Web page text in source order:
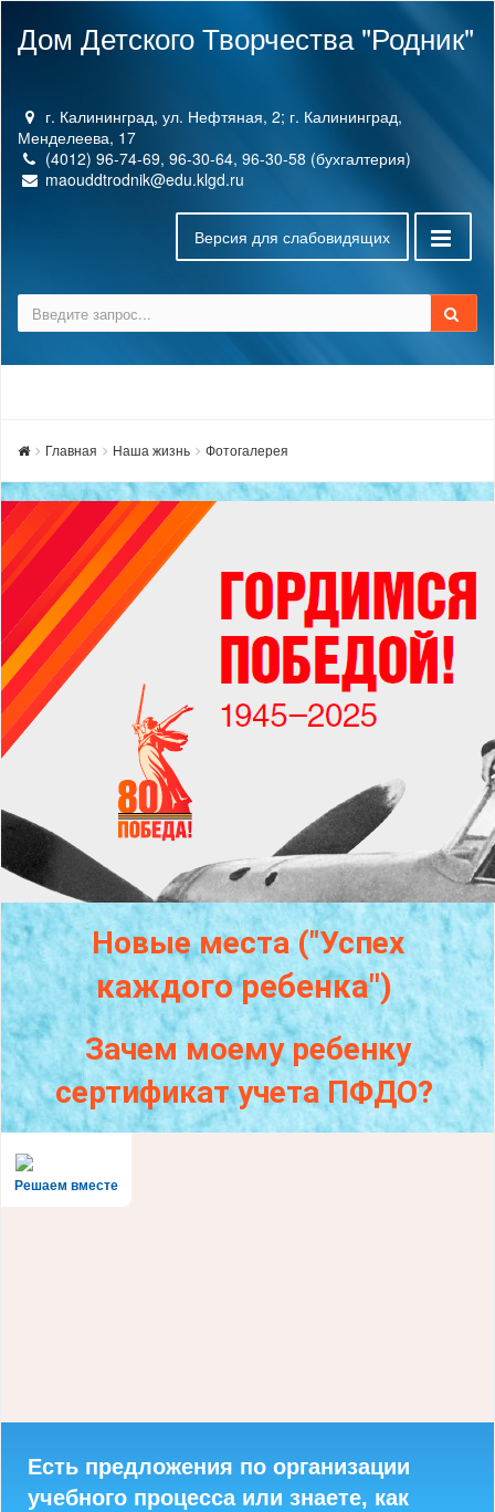
Дом Детского Творчества "Родник"
г. Калининград, ул. Нефтяная, 2; г. Калининград,
Менделеева, 17
(4012) 96-74-69, 96-30-64, 96-30-58 (бухгалтерия)
maouddtrodnik@edu.klgd.ru
Версия для слабовидящих
Главная Наша жизнь Фотогалерея
Новые места ("Успех
каждогоребенка")
Зачем моему ребенку
сертификат учета ПФДО?
Решаем вместе
Есть предложения по организации
учебного процесса или знаете, как